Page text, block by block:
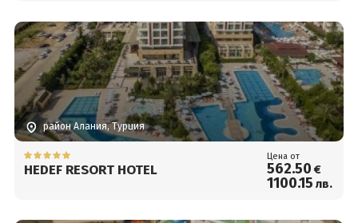
район Алания, Турция
HEDEF RESORT HOTEL
Цена от
562.50 €
1100.15 лв.